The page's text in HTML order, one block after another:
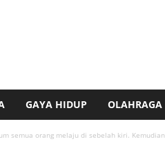
GAYA HIDUP OLAHRAGA
semua orang melaju di sebelah kiri.